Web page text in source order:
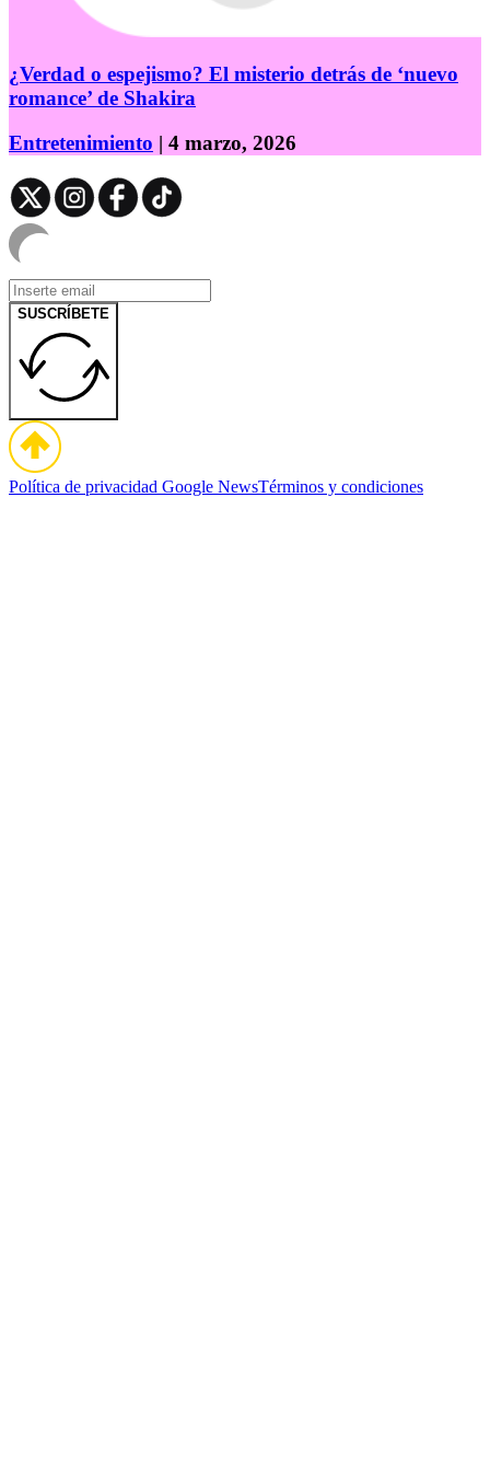
¿Verdad o espejismo? El misterio detrás de ‘nuevo
romance’ de Shakira
Entretenimiento | 4 marzo, 2026
SUSCRÍBETE
Política de privacidad Google NewsTérminos y condiciones